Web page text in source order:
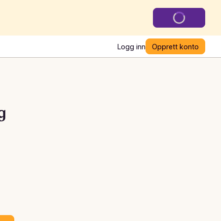
Logg inn Opprett konto